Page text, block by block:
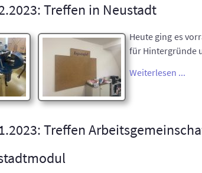
Treffen in Neustadt
Heute ging es
für Hintergründe
Weiterlesen ...
Treffen